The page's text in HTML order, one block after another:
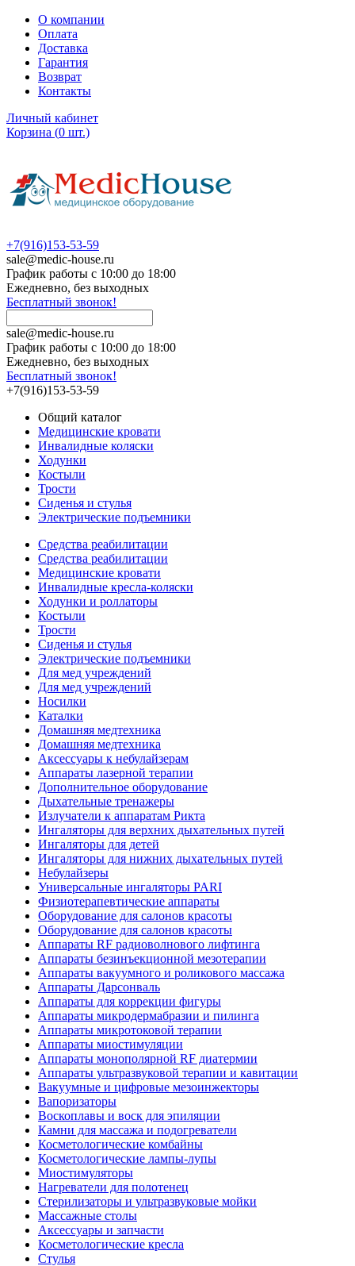
О компании
Оплата
Доставка
Гарантия
Возврат
Контакты
Личный кабинет
Корзина (0 шт.)
+7(916)153-53-59
sale@medic-house.ru
График работы с 10:00 до 18:00
Ежедневно, без выходных
Бесплатный звонок!
sale@medic-house.ru
График работы с 10:00 до 18:00
Ежедневно, без выходных
Бесплатный звонок!
+7(916)153-53-59
Общий каталог
Медицинские кровати
Инвалидные коляски
Ходунки
Костыли
Трости
Сиденья и стулья
Электрические подъемники
Средства реабилитации
Средства реабилитации
Медицинские кровати
Инвалидные кресла-коляски
Ходунки и роллаторы
Костыли
Трости
Сиденья и стулья
Электрические подъемники
Для мед учреждений
Для мед учреждений
Носилки
Каталки
Домашняя медтехника
Домашняя медтехника
Аксессуары к небулайзерам
Аппараты лазерной терапии
Дополнительное оборудование
Дыхательные тренажеры
Излучатели к аппаратам Рикта
Ингаляторы для верхних дыхательных путей
Ингаляторы для детей
Ингаляторы для нижних дыхательных путей
Небулайзеры
Универсальные ингаляторы PARI
Физиотерапевтические аппараты
Оборудование для салонов красоты
Оборудование для салонов красоты
Аппараты RF радиоволнового лифтинга
Аппараты безинъекционной мезотерапии
Аппараты вакуумного и роликового массажа
Аппараты Дарсонваль
Аппараты для коррекции фигуры
Аппараты микродермабразии и пилинга
Аппараты микротоковой терапии
Аппараты миостимуляции
Аппараты монополярной RF диатермии
Аппараты ультразвуковой терапии и кавитации
Вакуумные и цифровые мезоинжекторы
Вапоризаторы
Воскоплавы и воск для эпиляции
Камни для массажа и подогреватели
Косметологические комбайны
Косметологические лампы-лупы
Миостимуляторы
Нагреватели для полотенец
Стерилизаторы и ультразвуковые мойки
Массажные столы
Аксессуары и запчасти
Косметологические кресла
Стулья